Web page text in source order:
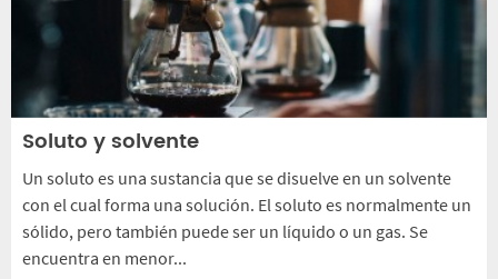
Soluto y solvente
Un soluto es una sustancia que se disuelve en un solvente
con el cual forma una solución. El soluto es normalmente un
sólido, pero también puede ser un líquido o un gas. Se
encuentra en menor...